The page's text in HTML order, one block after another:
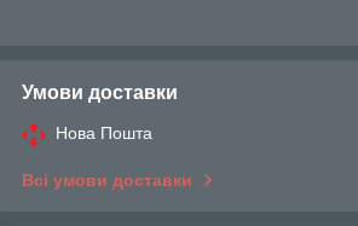
Умови доставки
Нова Пошта
Всі умови доставки